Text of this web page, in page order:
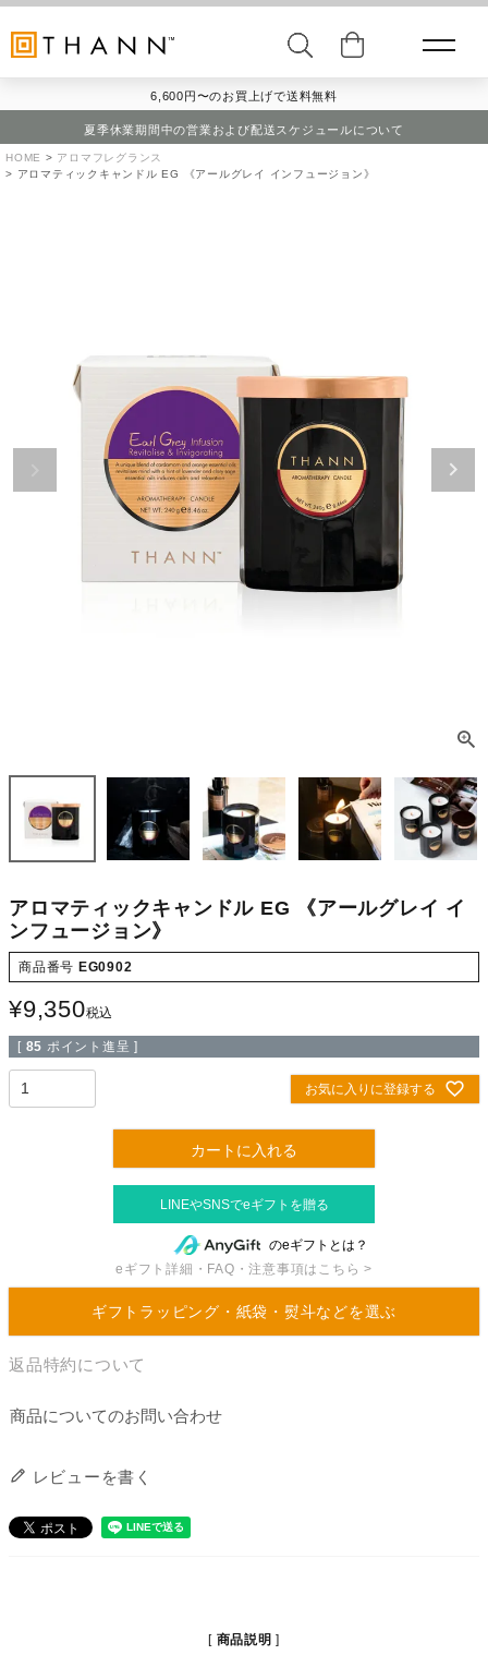
6,600円〜のお買上げで送料無料
夏季休業期間中の営業および配送スケジュールについて
HOME
アロマフレグランス
アロマティックキャンドル EG 《アールグレイ インフュージョン》
アロマティックキャンドル EG 《アールグレイ イ
ンフュージョン》
商品番号 EG0902
¥9,350税込
[ 85 ポイント進呈 ]
お気に入りに登録する
カートに入れる
のeギフトとは？
eギフト詳細・FAQ・注意事項はこちら >
ギフトラッピング・紙袋・熨斗などを選ぶ
返品特約について
商品についてのお問い合わせ
レビューを書く
商品説明